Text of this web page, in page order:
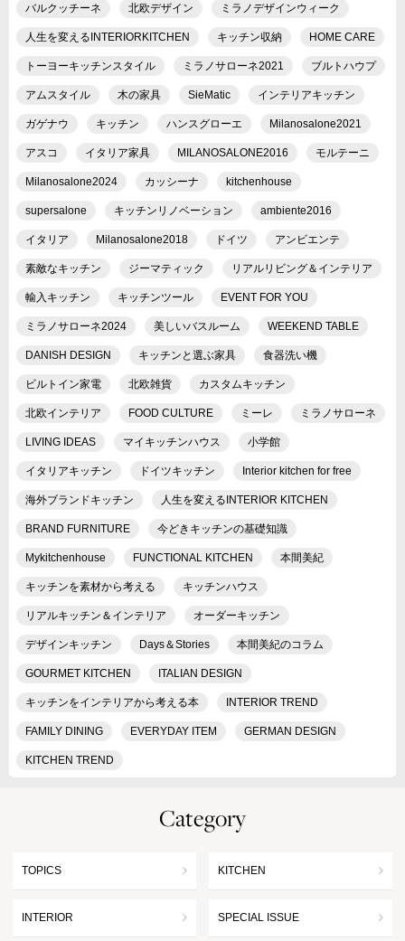
バルクッチーネ 北欧デザイン ミラノデザインウィーク
人生を変えるINTERIORKITCHEN キッチン収納 HOME CARE
トーヨーキッチンスタイル ミラノサローネ2021 ブルトハウプ
アムスタイル 木の家具 SieMatic インテリアキッチン
ガゲナウ キッチン ハンスグローエ Milanosalone2021
アスコ イタリア家具 MILANOSALONE2016 モルテーニ
Milanosalone2024 カッシーナ kitchenhouse
supersalone キッチンリノベーション ambiente2016
イタリア Milanosalone2018 ドイツ アンビエンテ
素敵なキッチン ジーマティック リアルリビング＆インテリア
輸入キッチン キッチンツール EVENT FOR YOU
ミラノサローネ2024 美しいバスルーム WEEKEND TABLE
DANISH DESIGN キッチンと選ぶ家具 食器洗い機
ビルトイン家電 北欧雑貨 カスタムキッチン
北欧インテリア FOOD CULTURE ミーレ ミラノサローネ
LIVING IDEAS マイキッチンハウス 小学館
イタリアキッチン ドイツキッチン Interior kitchen for free
海外ブランドキッチン 人生を変えるINTERIOR KITCHEN
BRAND FURNITURE 今どきキッチンの基礎知識
Mykitchenhouse FUNCTIONAL KITCHEN 本間美紀
キッチンを素材から考える キッチンハウス
リアルキッチン＆インテリア オーダーキッチン
デザインキッチン Days＆Stories 本間美紀のコラム
GOURMET KITCHEN ITALIAN DESIGN
キッチンをインテリアから考える本 INTERIOR TREND
FAMILY DINING EVERYDAY ITEM GERMAN DESIGN
KITCHEN TREND
Category
TOPICS KITCHEN
INTERIOR SPECIAL ISSUE